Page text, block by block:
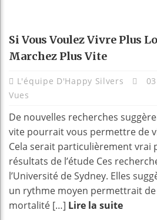
Si Vous Voulez Vivre Plus
Marchez Plus Vite
L'équipe D'Happy Silvers
Vues
De nouvelles recherches
vite pourrait vous permettre de
Cela serait particulièrement vrai
résultats de l’étude Ces
l’Université de Sydney. Elles
un rythme moyen permettrait
mortalité […] Lire la suite